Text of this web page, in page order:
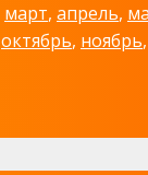
март, апрель,
октябрь, ноябрь,